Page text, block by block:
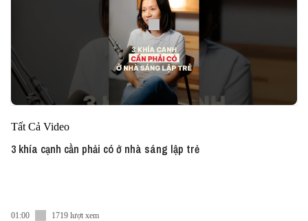
Tất Cả Video
3 khía cạnh cần phải có ở nhà sáng lập trẻ
01:00 1719 lượt xem